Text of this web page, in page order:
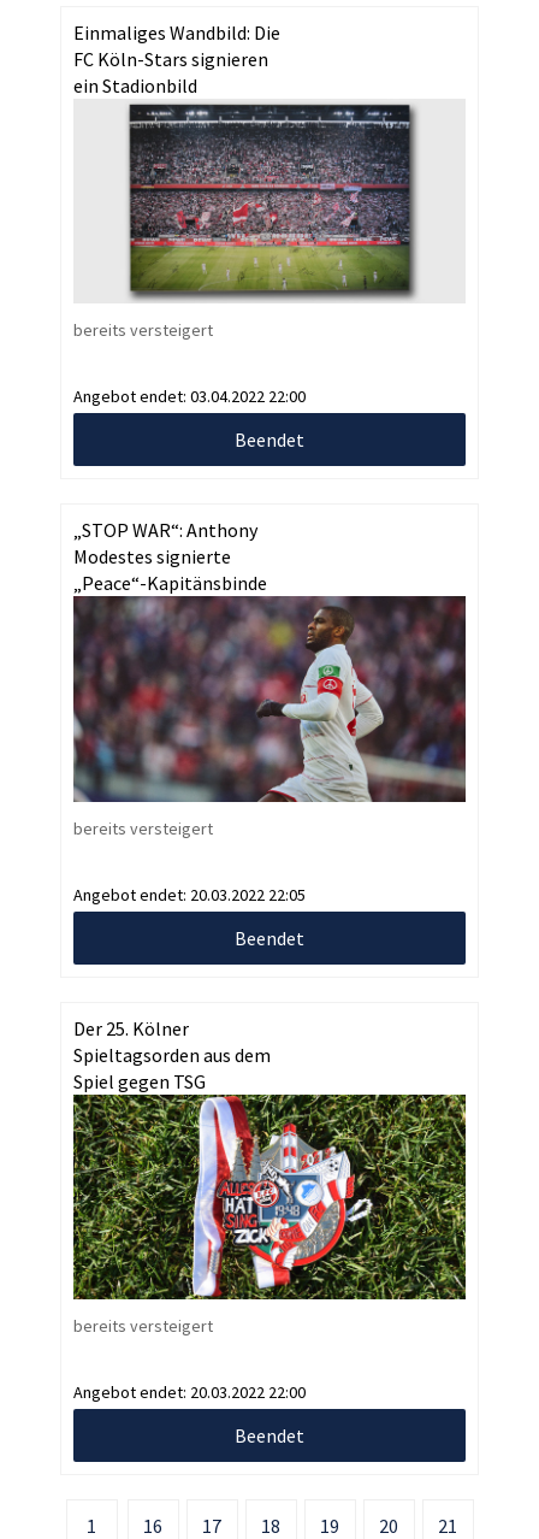
Einmaliges Wandbild: Die
FC Köln-Stars signieren
ein Stadionbild
bereits versteigert
Angebot endet: 03.04.2022 22:00
Beendet
„STOP WAR“: Anthony
Modestes signierte
„Peace“-Kapitänsbinde
bereits versteigert
Angebot endet: 20.03.2022 22:05
Beendet
Der 25. Kölner
Spieltagsorden aus dem
Spiel gegen TSG
bereits versteigert
Angebot endet: 20.03.2022 22:00
Beendet
1 16 17 18 19 20 21